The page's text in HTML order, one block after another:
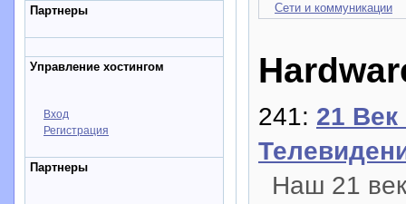
Партнеры
Управление хостингом
Вход
Регистрация
Партнеры
Сети и коммуникации
241: 21 Век
Наш 21